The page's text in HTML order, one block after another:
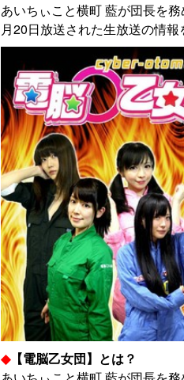
あいちぃこと横町 藍が団長を
月20日放送された生放送の情報
◆【電脳乙女団】とは？